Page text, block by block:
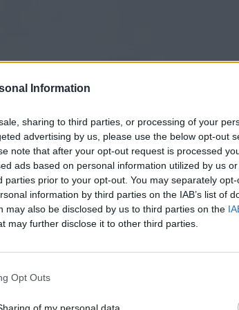
Information
sharing to third parties, or processing of your
advertising by us, please use the below opt-out
note that after your opt-out request is processed
ads based on personal information utilized by us
parties prior to your opt-out. You may separately
information by third parties on the IAB’s list of
may also be disclosed by us to third parties on the
may further disclose it to other third parties.
Opt Outs
of my personal data.
κύκλος) Επ.06